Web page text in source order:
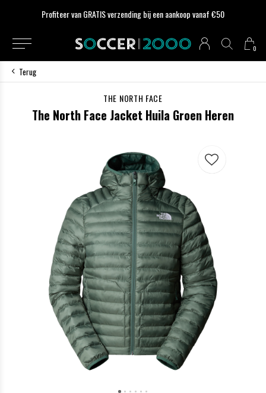
0
Profiteer van GRATIS verzending bij een aankoop vanaf €50
Terug
THE NORTH FACE
The North Face Jacket Huila Groen Heren